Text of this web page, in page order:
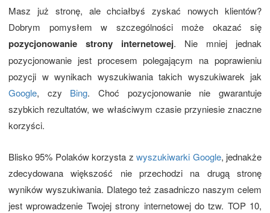
Masz już stronę, ale chciałbyś zyskać nowych klientów?
Dobrym pomysłem w szczególności może okazać się
pozycjonowanie strony internetowej. Nie mniej jednak
pozycjonowanie jest procesem polegającym na poprawieniu
pozycji w wynikach wyszukiwania takich wyszukiwarek jak
Google, czy Bing. Choć pozycjonowanie nie gwarantuje
szybkich rezultatów, we właściwym czasie przyniesie znaczne
korzyści.
Blisko 95% Polaków korzysta zwyszukiwarki Google, jednakże
zdecydowana większość nie przechodzi na drugą stronę
wyników wyszukiwania. Dlatego też zasadniczo naszym celem
jest wprowadzenie Twojej strony internetowej do tzw. TOP 10,